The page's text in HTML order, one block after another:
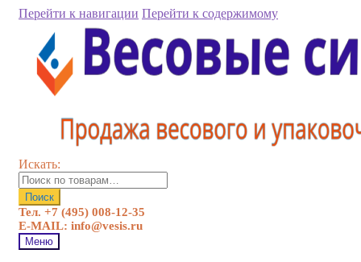
Перейти к навигации Перейти к содержимому
Искать:
Поиск
Тел. +7 (495) 008-12-35
E-MAIL: info@vesis.ru
Меню